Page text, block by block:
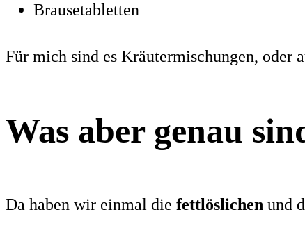
Brausetabletten
Für mich sind es Kräutermischungen, oder
Was aber genau
Da haben wir einmal die fettlöslichen und